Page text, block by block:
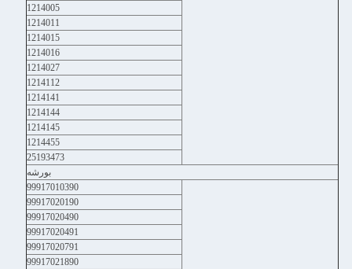
1214005
1214011
1214015
1214016
1214027
1214112
1214141
1214144
1214145
1214455
25193473
بورشه
99917010390
99917020190
99917020490
99917020491
99917020791
99917021890